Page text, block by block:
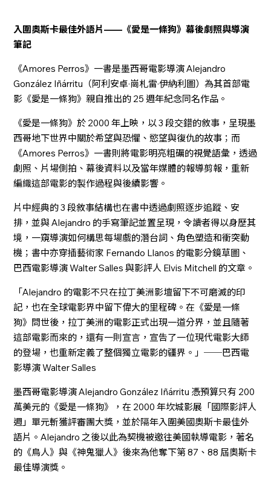
入圍奧斯卡最佳外語片——《愛是一條狗》幕後劇照與導演
筆記
《Amores Perros》一書是墨西哥電影導演 Alejandro
González Iñárritu（阿利安卓·崗札雷·伊納利圖）為其首部電
影《愛是一條狗》親自推出的 25 週年紀念同名作品。
《愛是一條狗》於 2000 年上映，以 3 段交錯的敘事，呈現墨
西哥地下世界中關於希望與恐懼、慾望與復仇的故事；而
《Amores Perros》一書則將電影明亮粗礪的視覺語彙，透過
劇照、片場側拍、幕後資料以及當年媒體的報導剪報，重新
編織這部電影的製作過程與後續影響。
片中經典的 3 段敘事結構也在書中透過劇照逐步追蹤、安
排，並與 Alejandro 的手寫筆記並置呈現，令讀者得以身歷其
境，一窺導演如何構思每場戲的潛台詞、角色塑造和衝突動
機；書中亦穿插藝術家 Fernando Llanos 的電影分鏡草圖、
巴西電影導演 Walter Salles 與影評人 Elvis Mitchell 的文章。
「Alejandro 的電影不只在拉丁美洲影壇留下不可磨滅的印
記，也在全球電影界中留下偉大的里程碑。在《愛是一條
狗》問世後，拉丁美洲的電影正式出現一道分界，並且隨著
這部電影而來的，還有一則宣言，宣告了一位現代電影大師
的登場，也重新定義了整個獨立電影的疆界。」──巴西電
影導演 Walter Salles
墨西哥電影導演 Alejandro González Iñárritu 憑預算只有 200
萬美元的《愛是一條狗》，在 2000 年坎城影展「國際影評人
週」單元斬獲評審團大獎，並於隔年入圍美國奧斯卡最佳外
語片。Alejandro 之後以此為契機被邀往美國執導電影，著名
的《鳥人》與《神鬼獵人》後來為他奪下第 87、88 屆奧斯卡
最佳導演獎。